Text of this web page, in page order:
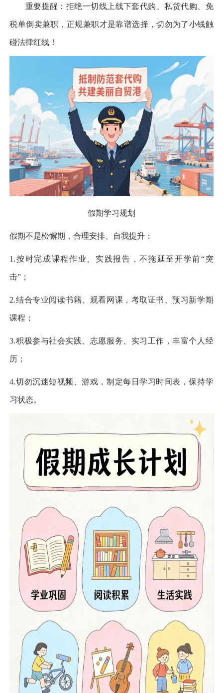
重要提醒：拒绝一切线上线下套代购、私货代购、免
税单倒卖兼职，正规兼职才是靠谱选择，切勿为了小钱触
碰法律红线！
假期学习规划
假期不是松懈期，合理安排、自我提升：
1.按时完成课程作业、实践报告，不拖延至开学前“突
击”；
2.结合专业阅读书籍、观看网课，考取证书、预习新学期
课程；
3.积极参与社会实践、志愿服务、实习工作，丰富个人经
历；
4.切勿沉迷短视频、游戏，制定每日学习时间表，保持学
习状态。